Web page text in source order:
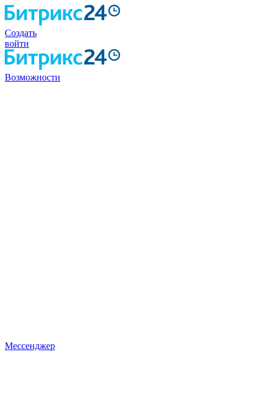
Создать
войти
Возможности
Мессенджер